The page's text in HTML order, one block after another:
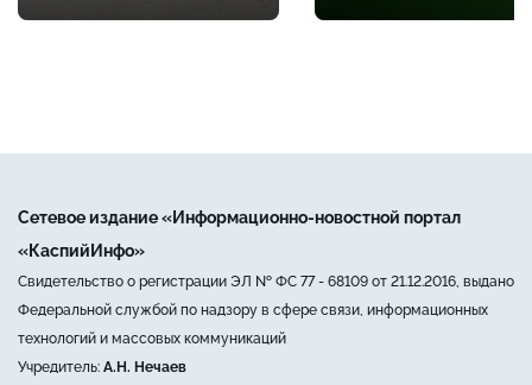
Сетевое издание «Информационно-новостной портал
«КаспийИнфо»
Свидетельство о регистрации ЭЛ № ФС 77 - 68109 от 21.12.2016, выдано
Федеральной службой по надзору в сфере связи, информационных
технологий и массовых коммуникаций
Учредитель: А.Н. Нечаев